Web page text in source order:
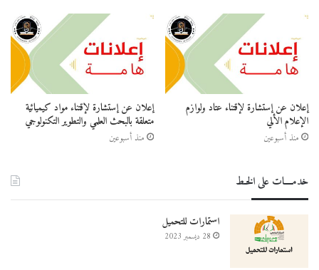
إعلان عن إستشارة لإقتناء عتاد ولوازم
الإعلام الألي
منذ أسبوعين
إعلان عن إستشارة لإقتناء مواد كيميائية
متعلقة بالبحث العلمي والتطوير التكنولوجي
منذ أسبوعين
خدمــــات على الخـط
استمارات للتحميل
28 ديسمبر 2023